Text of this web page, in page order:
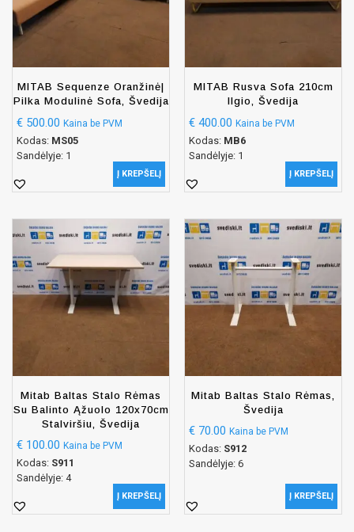
MITAB Sequenze Oranžinė|
Pilka Modulinė Sofa, Švedija
€ 500.00 Kaina be PVM
Kodas: MS05
Sandėlyje: 1
Į KREPŠELĮ
MITAB Rusva Sofa 210cm
Ilgio, Švedija
€ 400.00 Kaina be PVM
Kodas: MB6
Sandėlyje: 1
Į KREPŠELĮ
Mitab Baltas Stalo Rėmas
Su Balinto Ąžuolo 120x70cm
Stalviršiu, Švedija
€ 100.00 Kaina be PVM
Kodas: S911
Sandėlyje: 4
Į KREPŠELĮ
Mitab Baltas Stalo Rėmas,
Švedija
€ 70.00 Kaina be PVM
Kodas: S912
Sandėlyje: 6
Į KREPŠELĮ